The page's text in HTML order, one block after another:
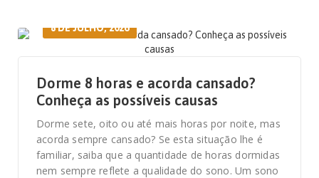
8 DE JULHO, 2026
Dorme 8 horas e acorda cansado?
Conheça as possíveis causas
Dorme sete, oito ou até mais horas por noite, mas
acorda sempre cansado? Se esta situação lhe é
familiar, saiba que a quantidade de horas dormidas
nem sempre reflete a qualidade do sono. Um sono